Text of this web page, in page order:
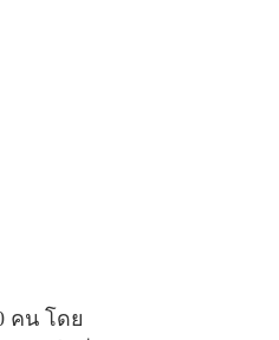
คน โดย